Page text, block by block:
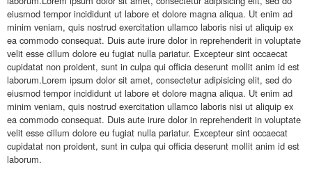
eiusmod tempor incididunt ut labore et dolore magna aliqua. Ut enim ad
minim veniam, quis nostrud exercitation ullamco laboris nisi ut aliquip ex
ea commodo consequat. Duis aute irure dolor in reprehenderit in voluptate
velit esse cillum dolore eu fugiat nulla pariatur. Excepteur sint occaecat
cupidatat non proident, sunt in culpa qui officia deserunt mollit anim id est
laborum.Lorem ipsum dolor sit amet, consectetur adipisicing elit, sed do
eiusmod tempor incididunt ut labore et dolore magna aliqua. Ut enim ad
minim veniam, quis nostrud exercitation ullamco laboris nisi ut aliquip ex
ea commodo consequat. Duis aute irure dolor in reprehenderit in voluptate
velit esse cillum dolore eu fugiat nulla pariatur. Excepteur sint occaecat
cupidatat non proident, sunt in culpa qui officia deserunt mollit anim id est
laborum.